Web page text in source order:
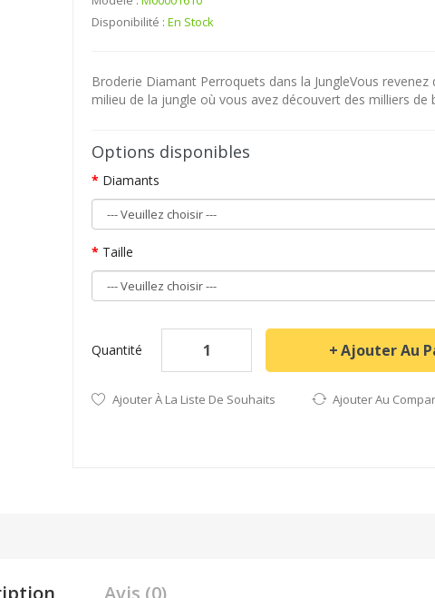
Disponibilité : En Stock
Broderie Diamant Perroquets dans la JungleVous revenez
milieu de la jungle où vous avez découvert des milliers de
Options disponibles
Diamants
Taille
Quantité Ajouter Au
Ajouter À La Liste De Souhaits Ajouter Au
Avis (0)